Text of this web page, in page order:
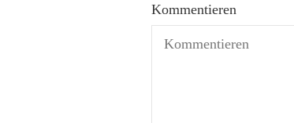
Kommentieren